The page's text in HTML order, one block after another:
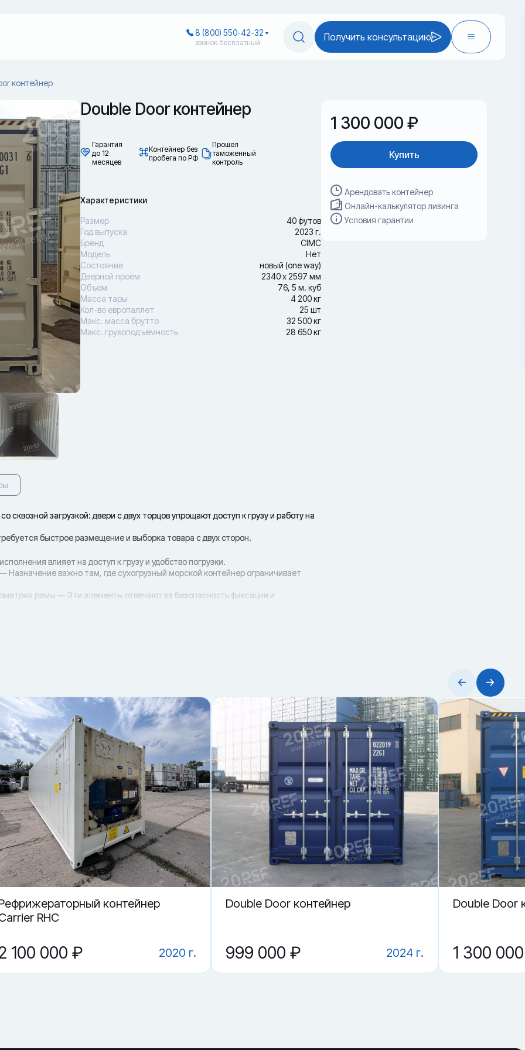
8 (800) 550-42-32
звонок бесплатный Получить консультацию
контейнер
Double Door контейнер
Гарантия
до 12
месяцев
Контейнер без
пробега по РФ
Прошел
таможенный
контроль
Характеристики
Размер
40 футов
Год выпуска
2023 г.
Бренд
CIMC
Модель
Нет
Состояние
новый (one way)
Дверной проём
2340 х 2597 мм
Объем
76, 5 м. куб
Масса тары
4 200 кг
Кол-во европаллет
25 шт
Макс. масса брутто
32 500 кг
Макс. грузоподъёмность
28 650 кг
1 300 000 ₽
Купить
Арендовать контейнер
Онлайн-калькулятор лизинга
Условия гарантии
сквозной загрузкой: двери с двух торцов упрощают доступ к грузу и работу на
быстрое размещение и выборка товара с двух сторон.
влияет на доступ к грузу и удобство погрузки.
важно там, где сухогрузный морской контейнер ограничивает
рамы — Эти элементы отвечают за безопасность фиксации и
партии
40 футов (вариант)?
в Омске?
контейнер
RHC
100 000 ₽ 2020 г.
Double Door контейнер
999 000 ₽ 2024 г.
Double Door
1 300